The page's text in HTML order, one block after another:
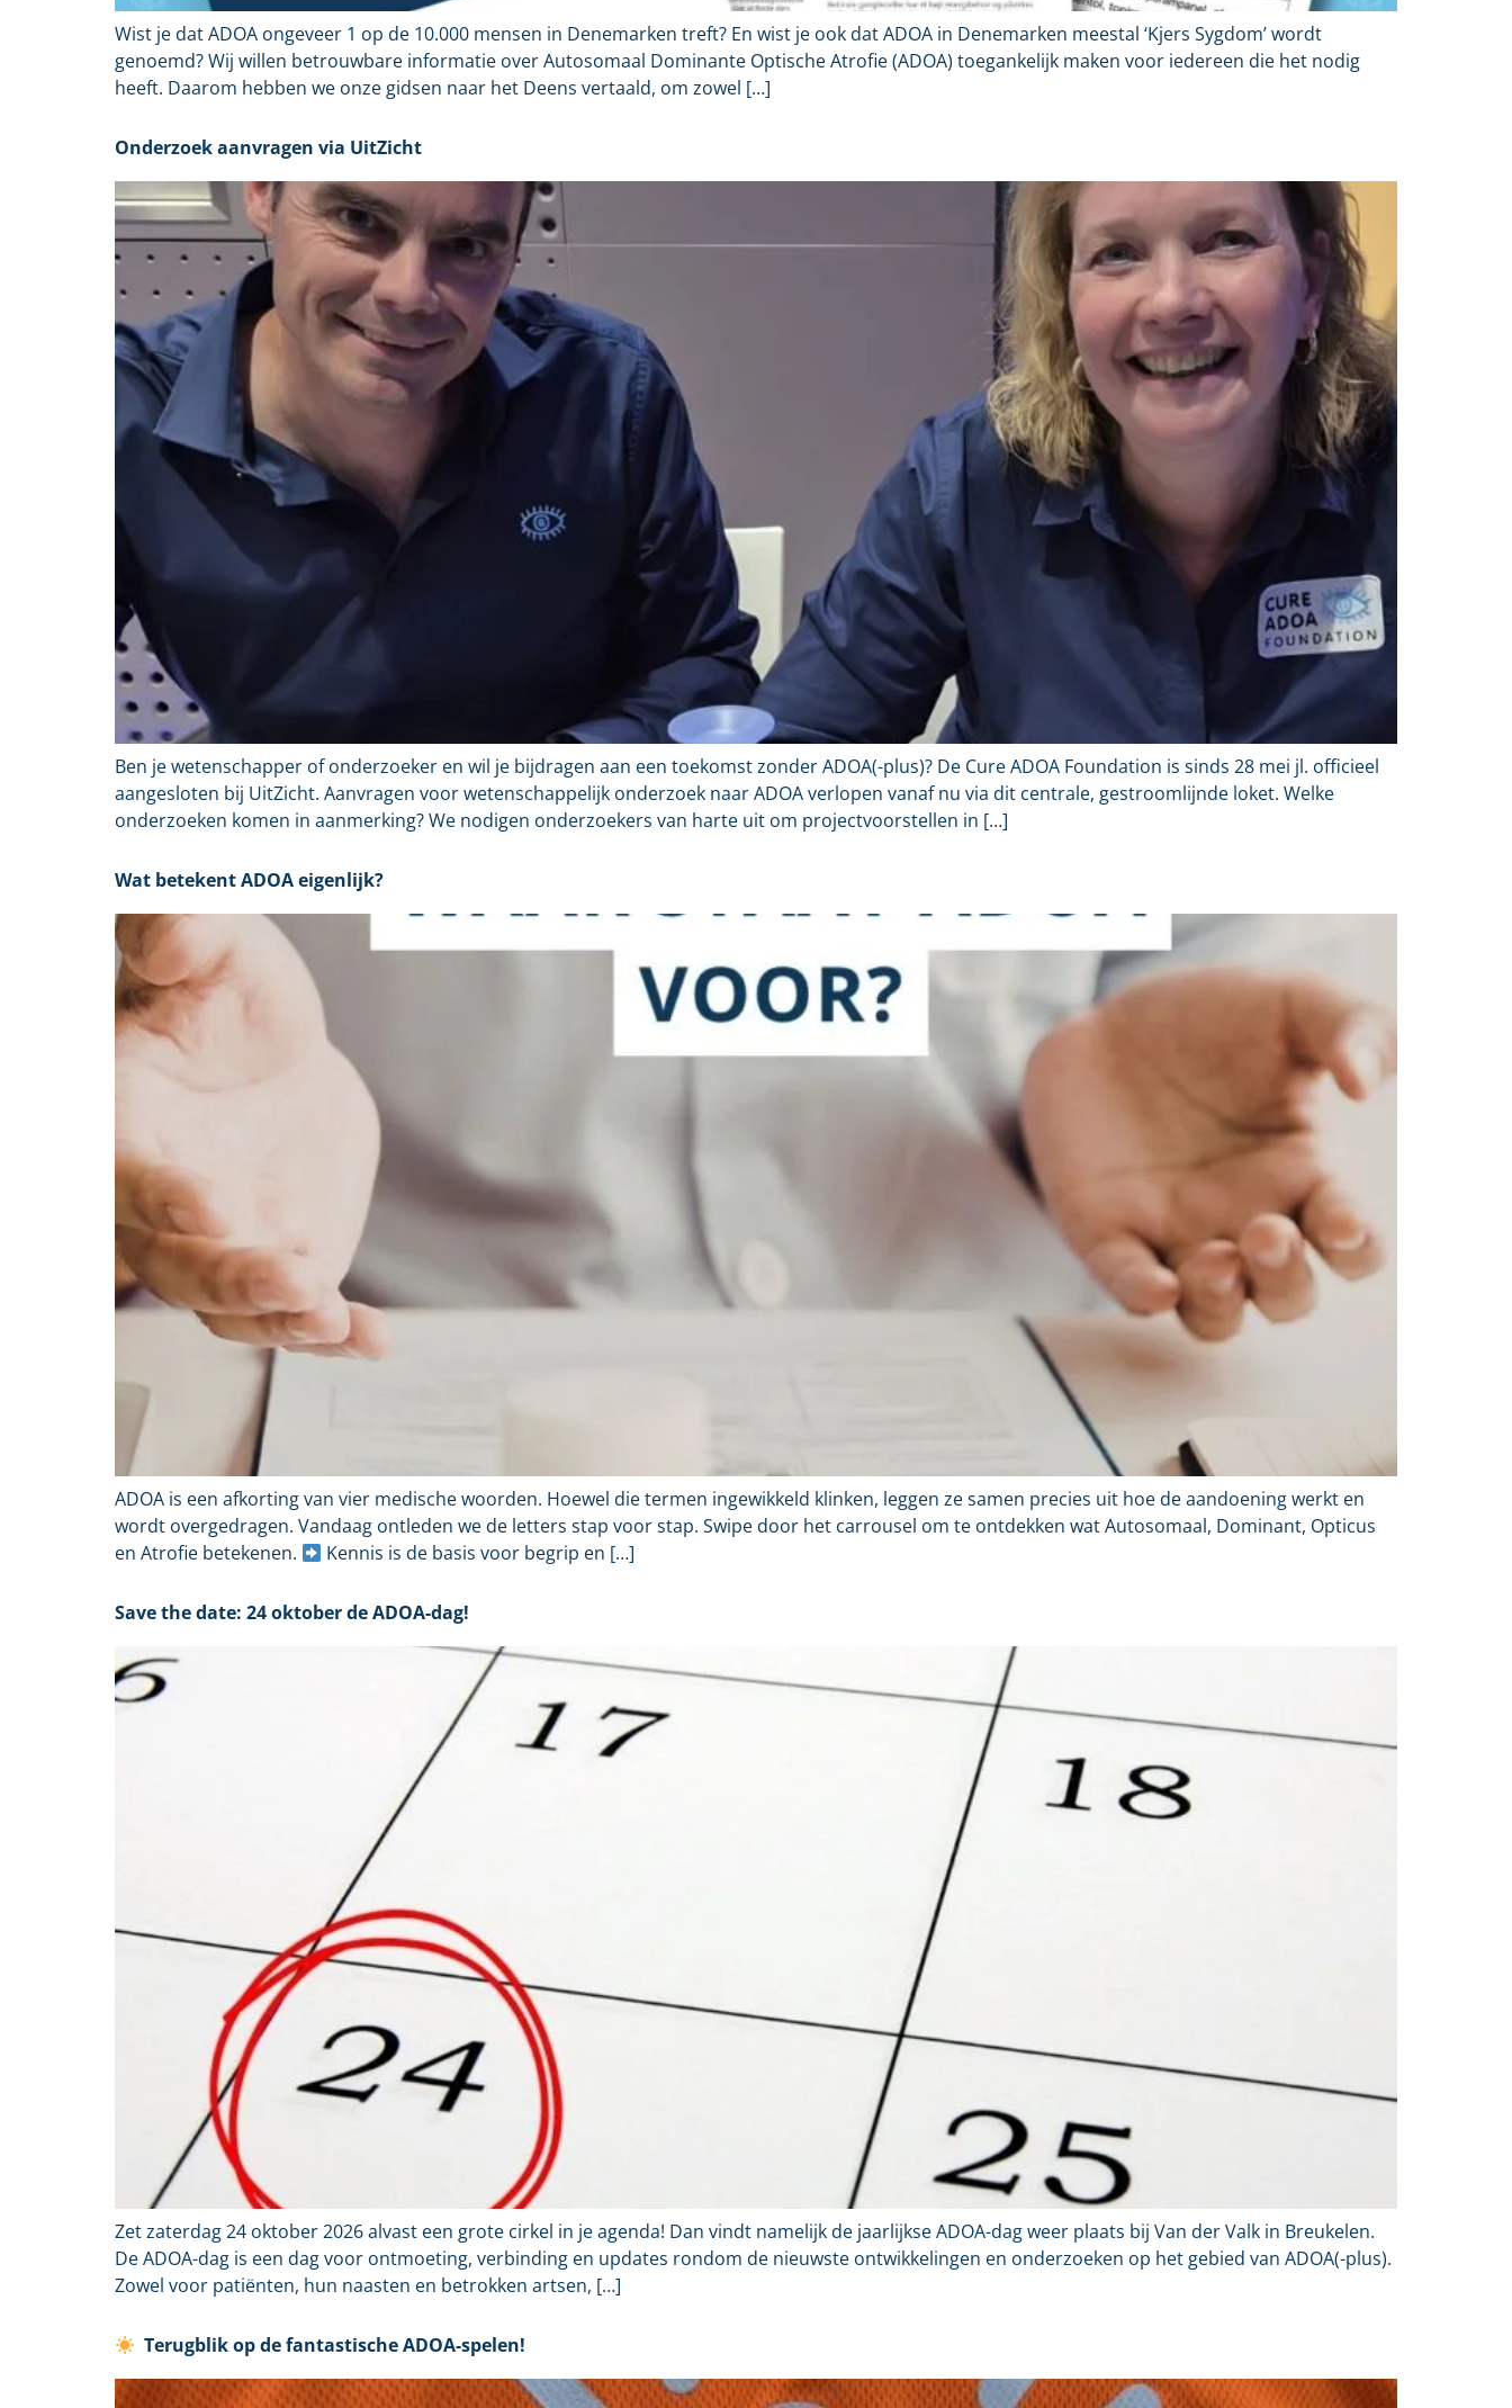
Wist je dat ADOA ongeveer 1 op de 10.000 mensen in Denemarken treft? En wist je ook dat ADOA in Denemarken meestal ‘Kjers Sygdom’ wordt
genoemd? Wij willen betrouwbare informatie over Autosomaal Dominante Optische Atrofie (ADOA) toegankelijk maken voor iedereen die het nodig
heeft. Daarom hebben we onze gidsen naar het Deens vertaald, om zowel […]
Onderzoek aanvragen via UitZicht
Ben je wetenschapper of onderzoeker en wil je bijdragen aan een toekomst zonder ADOA(-plus)? De Cure ADOA Foundation is sinds 28 mei jl. officieel
aangesloten bij UitZicht. Aanvragen voor wetenschappelijk onderzoek naar ADOA verlopen vanaf nu via dit centrale, gestroomlijnde loket. Welke
onderzoeken komen in aanmerking? We nodigen onderzoekers van harte uit om projectvoorstellen in […]
Wat betekent ADOA eigenlijk?
ADOA is een afkorting van vier medische woorden. Hoewel die termen ingewikkeld klinken, leggen ze samen precies uit hoe de aandoening werkt en
wordt overgedragen. Vandaag ontleden we de letters stap voor stap. Swipe door het carrousel om te ontdekken wat Autosomaal, Dominant, Opticus
en Atrofie betekenen.
Kennis is de basis voor begrip en […]
Save the date: 24 oktober de ADOA-dag!
Zet zaterdag 24 oktober 2026 alvast een grote cirkel in je agenda! Dan vindt namelijk de jaarlijkse ADOA-dag weer plaats bij Van der Valk in Breukelen.
De ADOA-dag is een dag voor ontmoeting, verbinding en updates rondom de nieuwste ontwikkelingen en onderzoeken op het gebied van ADOA(-plus).
Zowel voor patiënten, hun naasten en betrokken artsen, […]
Terugblik op de fantastische ADOA-spelen!